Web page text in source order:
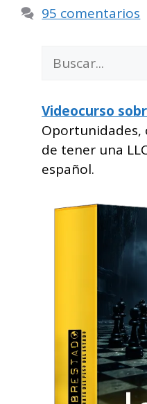
95 comentarios
Buscar:
Videocurso
Oportunidades,
de tener una
español.